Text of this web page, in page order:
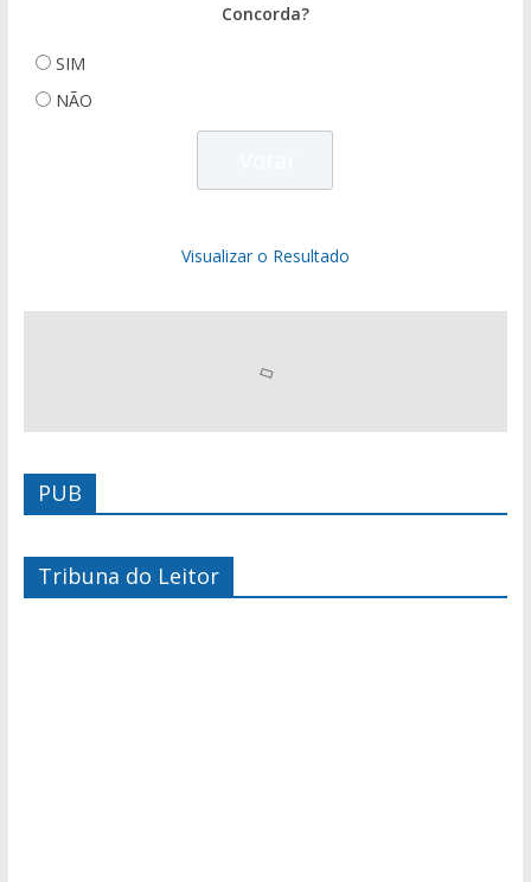
Concorda?
SIM
NÃO
Visualizar o Resultado
PUB
Tribuna do Leitor